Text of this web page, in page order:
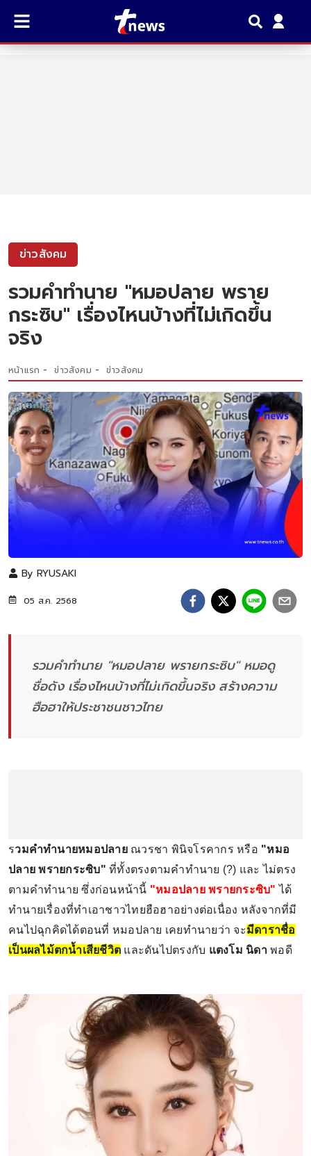
ข่าวสังคม
รวมคำทำนาย "หมอปลาย พราย
กระซิบ" เรื่องไหนบ้างที่ไม่เกิดขึ้น
จริง
หน้าแรก ข่าวสังคม ข่าวสังคม
By RYUSAKI
05 ส.ค. 2568
รวมคำทำนาย "หมอปลาย พรายกระซิบ" หมอดู
ชื่อดัง เรื่องไหนบ้างที่ไม่เกิดขึ้นจริง สร้างความ
ฮือฮาให้ประชาชนชาวไทย
รวมคำทำนายหมอปลาย ณวรชา พินิจโรคากร หรือ "หมอ
ปลาย พรายกระซิบ" ที่ทั้งตรงตามคำทำนาย (?) และ ไม่ตรง
ตามคำทำนาย ซึ่งก่อนหน้านี้ "หมอปลาย พรายกระซิบ"ได้
ทำนายเรื่องที่ทำเอาชาวไทยฮือฮาอย่างต่อเนื่อง หลังจากที่มี
คนไปฉุกคิดได้ตอนที่ หมอปลาย เคยทำนายว่า จะมีดาราชื่อ
เป็นผลไม้ตกน้ำเสียชีวิต และดันไปตรงกับ แตงโม นิดาพอดี